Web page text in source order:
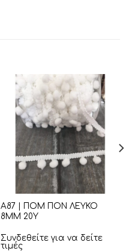
Α87 | ΠΟΜ ΠΟΝ ΛΕΥΚΟ
8ΜΜ 20Υ
Συνδεθείτε για να δείτε
τιμές